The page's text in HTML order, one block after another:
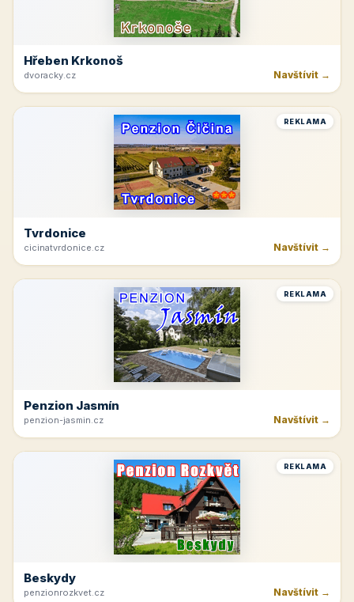
Hřeben Krkonoš
dvoracky.cz Navštívit →
REKLAMA
Tvrdonice
cicinatvrdonice.cz Navštívit →
REKLAMA
Penzion Jasmín
penzion-jasmin.cz Navštívit →
REKLAMA
Beskydy
penzionrozkvet.cz Navštívit →